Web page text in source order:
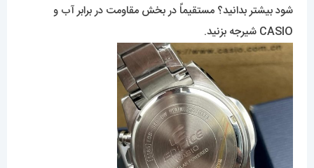
شود بیشتر بدانید؟ مستقیماً در بخش مقاومت در برابر آب و
CASIO شیرجه بزنید.